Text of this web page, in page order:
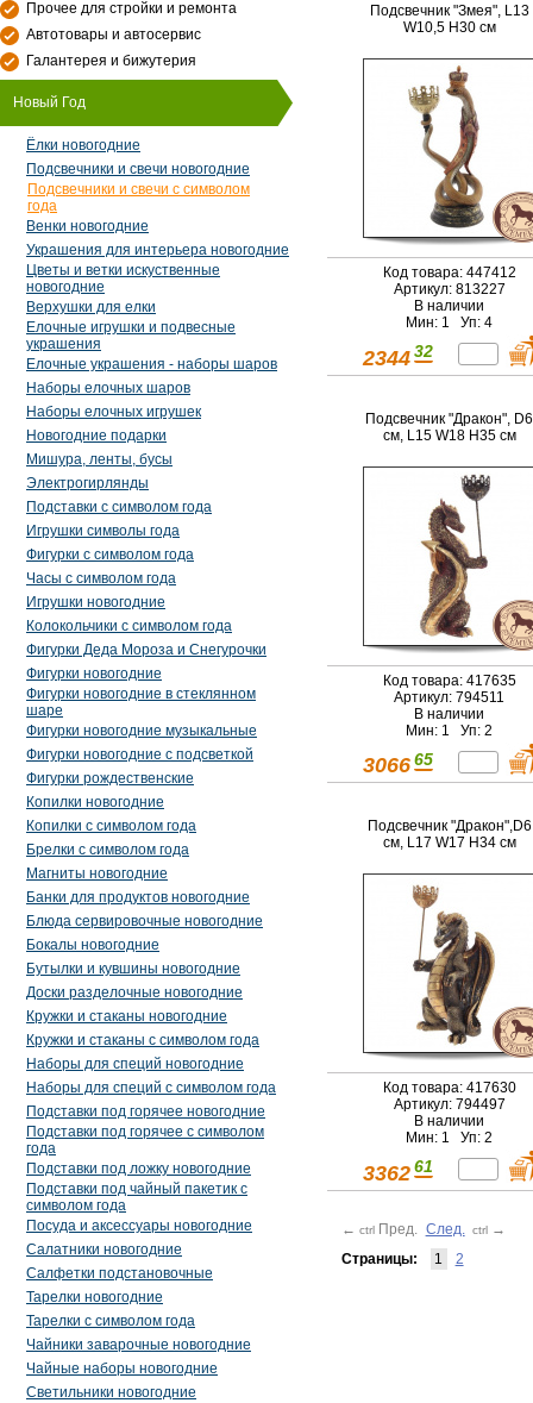
Прочее для стройки и ремонта
Автотовары и автосервис
Галантерея и бижутерия
Новый Год
Ёлки новогодние
Подсвечники и свечи новогодние
Подсвечники и свечи с символом
года
Венки новогодние
Украшения для интерьера новогодние
Цветы и ветки искуственные
новогодние
Верхушки для елки
Елочные игрушки и подвесные
украшения
Елочные украшения - наборы шаров
Наборы елочных шаров
Наборы елочных игрушек
Новогодние подарки
Мишура, ленты, бусы
Электрогирлянды
Подставки с символом года
Игрушки символы года
Фигурки с символом года
Часы с символом года
Игрушки новогодние
Колокольчики с символом года
Фигурки Деда Мороза и Снегурочки
Фигурки новогодние
Фигурки новогодние в стеклянном
шаре
Фигурки новогодние музыкальные
Фигурки новогодние с подсветкой
Фигурки рождественские
Копилки новогодние
Копилки с символом года
Брелки с символом года
Магниты новогодние
Банки для продуктов новогодние
Блюда сервировочные новогодние
Бокалы новогодние
Бутылки и кувшины новогодние
Доски разделочные новогодние
Кружки и стаканы новогодние
Кружки и стаканы с символом года
Наборы для специй новогодние
Наборы для специй с символом года
Подставки под горячее новогодние
Подставки под горячее с символом
года
Подставки под ложку новогодние
Подставки под чайный пакетик с
символом года
Посуда и аксессуары новогодние
Салатники новогодние
Салфетки подстановочные
Тарелки новогодние
Тарелки с символом года
Чайники заварочные новогодние
Чайные наборы новогодние
Светильники новогодние
Подсвечник "Змея", L13
W10,5 H30 см
Код товара: 447412
Артикул: 813227
В наличии
Мин: 1 Уп: 4
2344 32
Подсвечник "Дракон", D6
см, L15 W18 H35 см
Код товара: 417635
Артикул: 794511
В наличии
Мин: 1 Уп: 2
3066 65
Подсвечник "Дракон",D6
см, L17 W17 H34 см
Код товара: 417630
Артикул: 794497
В наличии
Мин: 1 Уп: 2
3362 61
← ctrl Пред. След. ctrl →
Страницы:
1 2